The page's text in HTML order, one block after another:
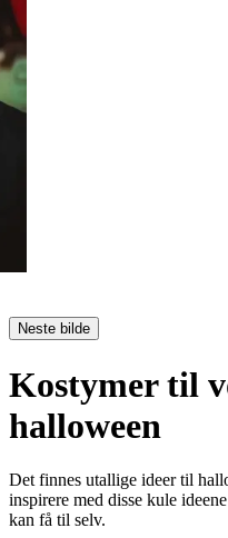
Neste bilde
Kostymer til
halloween
Det finnes utallige ideer til
inspirere med disse kule
kan få til selv.